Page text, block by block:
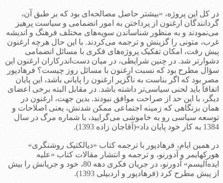
در کل این پروژه، «بیشتر حاصل مصالحه‌ای بود که بر طبق آن،
گردانندگان ارغنون از پرداختن به امور انضمامی و سیاست پرهیز
می‌نمودند و به منظور شناساندن سویه‌های مختلف فرهنگ و اندیشه
غرب، متونی را گزینش و ترجمه می‌کردند. با این حال هرچه ارغنون
پیش رفت، امکان تفکیک پروژه‌های فکری با مسائل انضمامی
دشوارتر شد. در چنین شرایطی، در میان دست‌اندرکاران ارغنون این
سؤال مطرح بود که نسبت ارغنون با مسائل روز چیست؟ فرهادپور
مصر بود که اگر بناست به ناگزیر ارغنون را پایانی باشد، این پایان
اتفاقاً باید لحنی سیاسی‌تر داشته باشد. در مقابل البته برخی اعضای
دیگر، با این حد از صراحت موافق نبودند. بدین جهت، ارغنون در
همان بزنگاهی که زمینه اجتماعی ممکن شدنش، یعنی اصلاحات و
توسعه سیاسی رو به خاموشی می‌گرایید، با شماره مرگ در سال
1384 به کار خود پایان داد»(آقاجان زاده 1393).
در همین ایام، فرهادپور با ترجمه کتاب «دیالکتیک روشنگری»
هورکهایمر و آدورنو، و ترجمه و انتشار مقالات کتاب «علیه
ایده‌آلیسم» آدورنو، در جریان فکری دهه 80، خود و جریانش را بیش
از پیش مطرح کرد (فرهادپور و اردبیلی 1393).